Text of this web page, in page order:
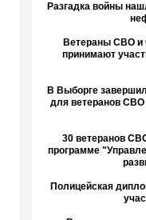
Разгадка войны
Ветераны СВО и
принимают
В Выборге
для ветеранов
30 ветеранов
программе
Полицейская